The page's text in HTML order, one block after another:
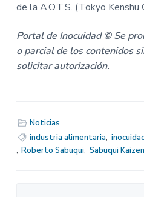
de la A.O.T.S. (Tokyo
Portal de Inocuidad © Se
o parcial de los contenidos
solicitar autorización.
Noticias
industria alimentaria,
, Roberto Sabuqui, Sabuqui Kaizen